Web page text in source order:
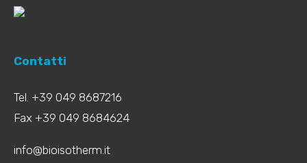
Contatti
Tel. +39 049 8687216
Fax +39 049 8684624
info@bioisotherm.it